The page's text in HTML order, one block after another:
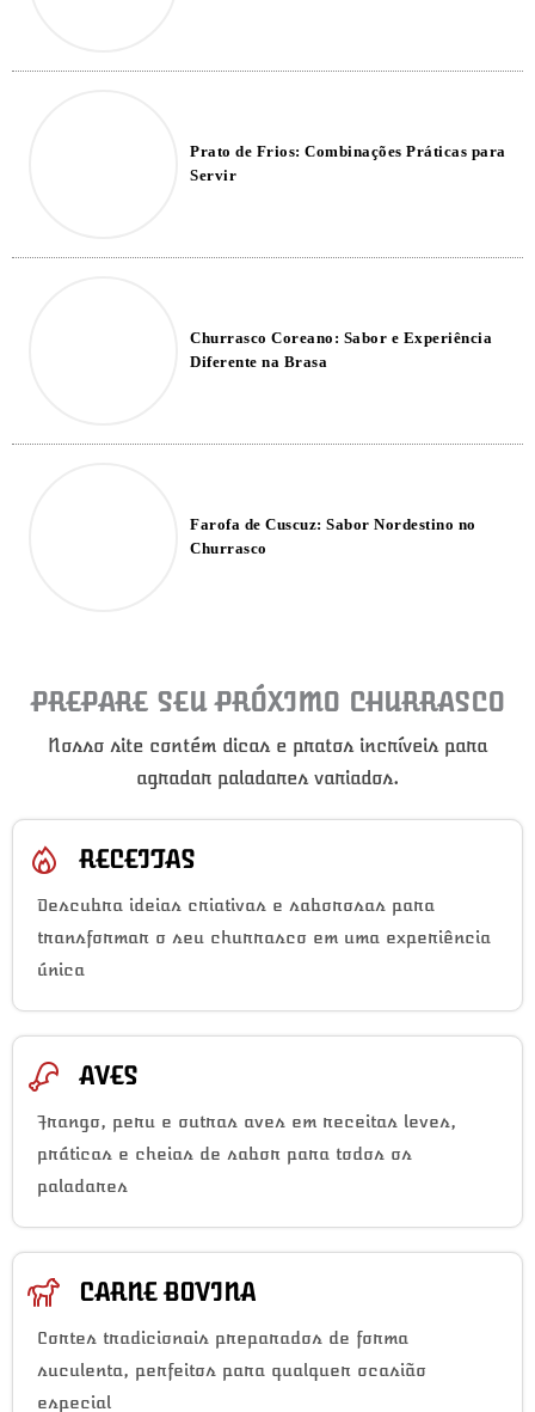
Prato de Frios: Combinações Práticas para
Servir
Churrasco Coreano: Sabor e Experiência
Diferente na Brasa
Farofa de Cuscuz: Sabor Nordestino no
Churrasco
PREPARE SEU PRÓXIMO CHURRASCO
Nosso site contém dicas e pratos incríveis para
agradar paladares variados.
RECEITAS
Descubra ideias criativas e saborosas para
transformar o seu churrasco em uma experiência
única
AVES
Frango, peru e outras aves em receitas leves,
práticas e cheias de sabor para todos os
paladares
CARNE BOVINA
Cortes tradicionais preparados de forma
suculenta, perfeitos para qualquer ocasião
especial